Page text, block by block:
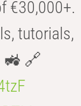
€30,000+.
tutorials,
🚜 🔗